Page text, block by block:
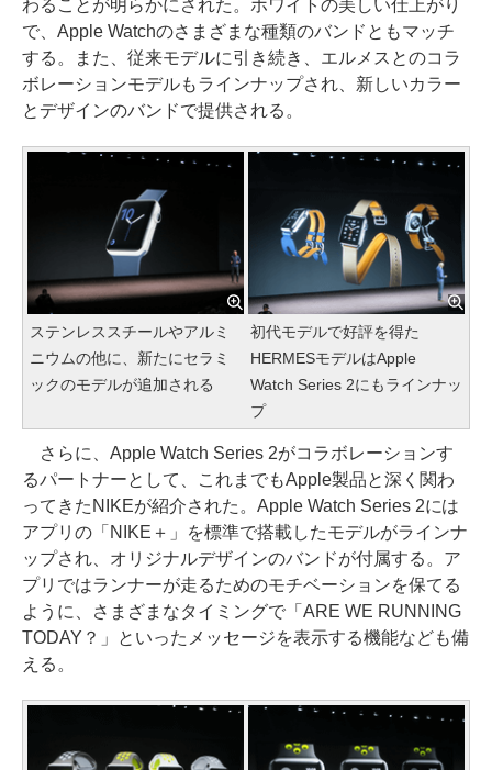
わることが明らかにされた。ホワイトの美しい仕上がり
で、Apple Watchのさまざまな種類のバンドともマッチ
する。また、従来モデルに引き続き、エルメスとのコラ
ボレーションモデルもラインナップされ、新しいカラー
とデザインのバンドで提供される。
ステンレススチールやアルミ
ニウムの他に、新たにセラミ
ックのモデルが追加される
初代モデルで好評を得た
HERMESモデルはApple
Watch Series 2にもラインナッ
プ
さらに、Apple Watch Series 2がコラボレーションす
るパートナーとして、これまでもApple製品と深く関わ
ってきたNIKEが紹介された。Apple Watch Series 2には
アプリの「NIKE＋」を標準で搭載したモデルがラインナ
ップされ、オリジナルデザインのバンドが付属する。ア
プリではランナーが走るためのモチベーションを保てる
ように、さまざまなタイミングで「ARE WE RUNNING
TODAY？」といったメッセージを表示する機能なども備
える。